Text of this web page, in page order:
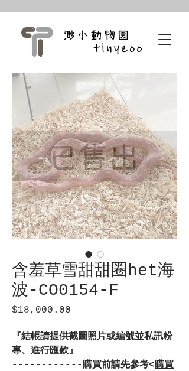
含羞草雪甜甜圈het海
波-CO0154-F
$18,000.00
『結帳請提供截圖照片或編號並私訊粉
專、進行匯款』
------------購買前請先參考<購買